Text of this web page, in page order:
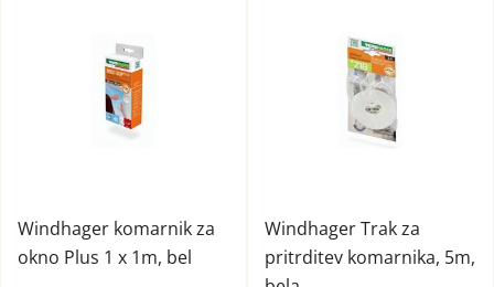
Windhager komarnik za
okno Plus 1 x 1m, bel
Windhager Trak za
pritrditev komarnika, 5m,